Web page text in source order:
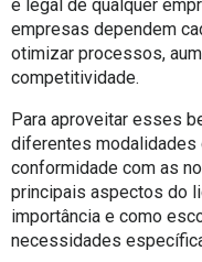
e legal de qualquer
empresas dependem
otimizar processos,
competitividade.
Para aproveitar esses
diferentes modalidades
conformidade com as
principais aspectos do
importância e como
necessidades